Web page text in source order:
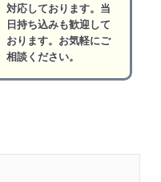
対応しております。当
日持ち込みも歓迎して
おります。お気軽にご
相談ください。